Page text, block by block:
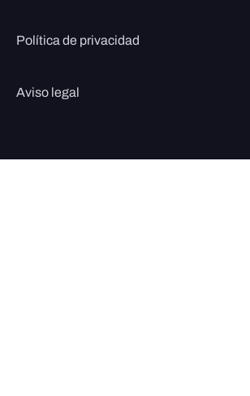
Política de privacidad
Aviso legal